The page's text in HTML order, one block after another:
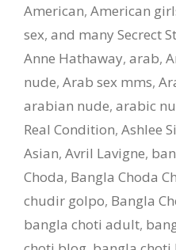
American, American
sex, and many Secrect
Anne Hathaway, arab,
nude, Arab sex mms,
arabian nude, arabic
Real Condition, Ashlee
Asian, Avril Lavigne,
Choda, Bangla Choda
chudir golpo, Bangla
bangla choti adult,